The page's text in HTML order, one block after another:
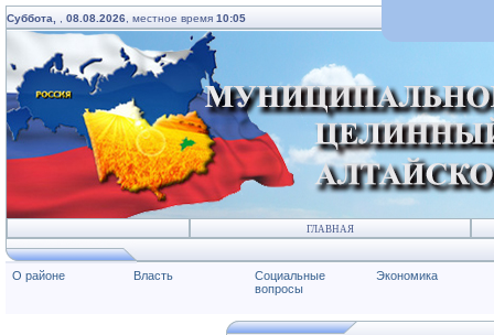
Суббота, 08.08.2026 , местное время 10:05
ГЛАВНАЯ
О районе Власть
Социальные
вопросы
Экономика